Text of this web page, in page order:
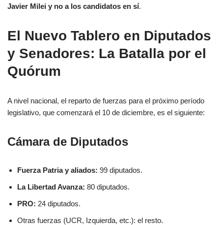
Javier Milei y no a los candidatos en sí.
El Nuevo Tablero en Diputados
y Senadores: La Batalla por el
Quórum
A nivel nacional, el reparto de fuerzas para el próximo período
legislativo, que comenzará el 10 de diciembre, es el siguiente:
Cámara de Diputados
Fuerza Patria y aliados: 99 diputados.
La Libertad Avanza: 80 diputados.
PRO: 24 diputados.
Otras fuerzas (UCR, Izquierda, etc.): el resto.